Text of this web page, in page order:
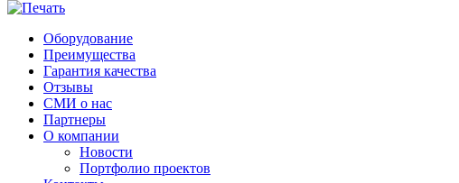
Оборудование
Преимущества
Гарантия качества
Отзывы
СМИ о нас
Партнеры
О компании
Новости
Портфолио проектов